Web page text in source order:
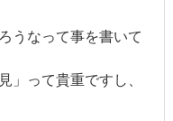
うなって事を書いて
」って貴重ですし、